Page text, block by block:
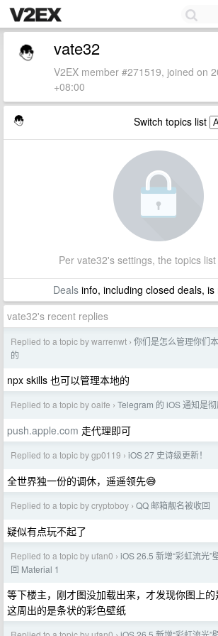
vate32
V2EX member #271519, joined on
+08:00
Switch topics list
Per vate32's settings, the topics
Dealsinfo, including closed deals, is
vate32's recent replies
Replied to a topic by warrenwt › 你们是怎么管理你们
的
npx skills 也可以管理本地的
Replied to a topic by oaife › Telegram 的 iOS 通知是
push.apple.com 走代理即可
Replied to a topic by gp0119 › iOS 27 史诗级更新！
全世界独一份的调休，遥遥领先😅
Replied to a topic by cryptoboy › QQ 邮箱靓名被收回
疑似有点玩不起了
Replied to a topic by ufan0 › iOS 26.5 新增“彩虹流光”
回 Material 1
等下楼主，刚才图没加载出来，才发现你图上的
这周出的是条状的彩色壁纸